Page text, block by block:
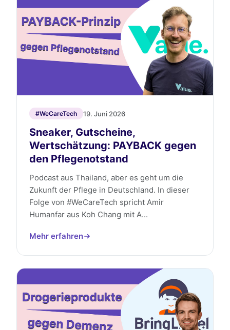
#WeCareTech 19. Juni 2026
Sneaker, Gutscheine,
Wertschätzung: PAYBACK gegen
den Pflegenotstand
Podcast aus Thailand, aber es geht um die
Zukunft der Pflege in Deutschland. In dieser
Folge von #WeCareTech spricht Amir
Humanfar aus Koh Chang mit A...
Mehr erfahren